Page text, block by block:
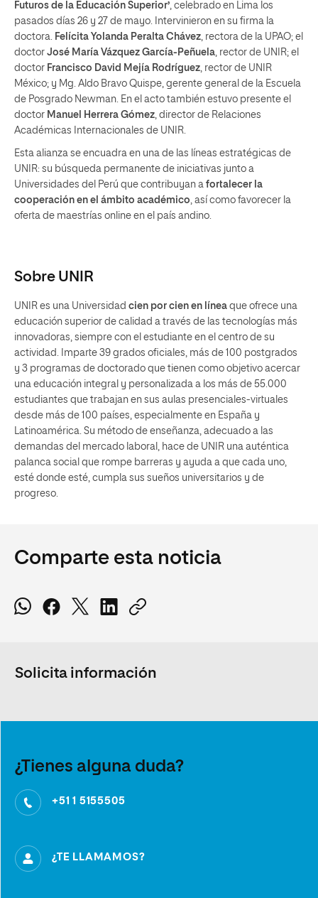
Futuros de la Educación Superior’, celebrado en Lima los
pasados días 26 y 27 de mayo. Intervinieron en su firma la
doctora. Felícita Yolanda Peralta Chávez, rectora de la UPAO; el
doctor José María Vázquez García-Peñuela, rector de UNIR; el
doctor Francisco David Mejía Rodríguez, rector de UNIR
México; y Mg. Aldo Bravo Quispe, gerente general de la Escuela
de Posgrado Newman. En el acto también estuvo presente el
doctor Manuel Herrera Gómez, director de Relaciones
Académicas Internacionales de UNIR.
Esta alianza se encuadra en una de las líneas estratégicas de
UNIR: su búsqueda permanente de iniciativas junto a
Universidades del Perú que contribuyan a fortalecer la
cooperación en el ámbito académico, así como favorecer la
oferta de maestrías online en el país andino.
Sobre UNIR
UNIR es una Universidad cien por cien en línea que ofrece una
educación superior de calidad a través de las tecnologías más
innovadoras, siempre con el estudiante en el centro de su
actividad. Imparte 39 grados oficiales, más de 100 postgrados
y 3 programas de doctorado que tienen como objetivo acercar
una educación integral y personalizada a los más de 55.000
estudiantes que trabajan en sus aulas presenciales-virtuales
desde más de 100 países, especialmente en España y
Latinoamérica. Su método de enseñanza, adecuado a las
demandas del mercado laboral, hace de UNIR una auténtica
palanca social que rompe barreras y ayuda a que cada uno,
esté donde esté, cumpla sus sueños universitarios y de
progreso.
Comparte esta noticia
Solicita información
¿Tienes alguna duda?
+51 1 5155505
¿TE LLAMAMOS?